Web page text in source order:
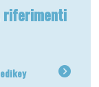
riferimenti